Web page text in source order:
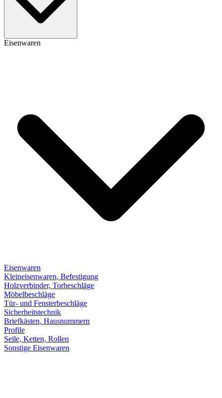
Eisenwaren
Eisenwaren
Kleineisenwaren, Befestigung
Holzverbinder, Torbeschläge
Möbelbeschläge
Tür- und Fensterbeschläge
Sicherheitstechnik
Briefkästen, Hausnummern
Profile
Seile, Ketten, Rollen
Sonstige Eisenwaren